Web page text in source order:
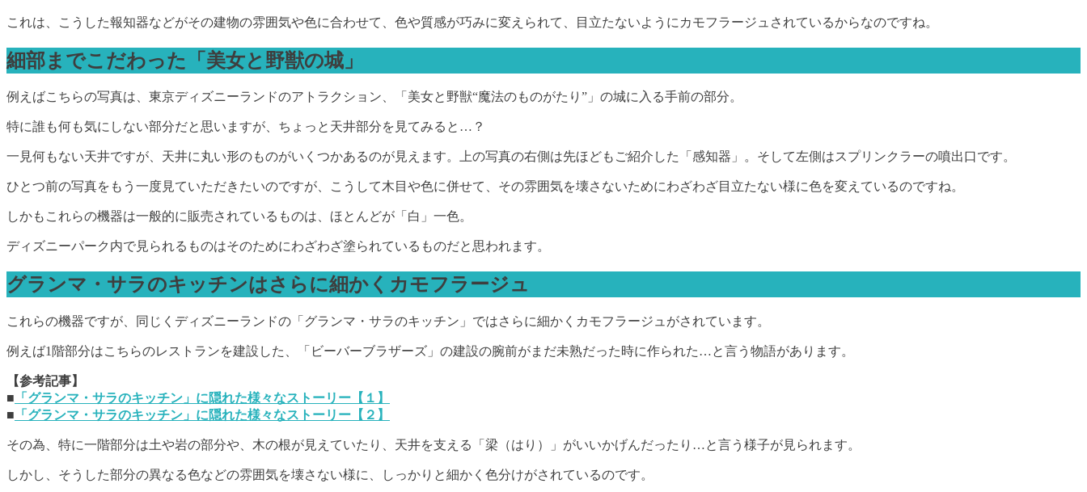
これは、こうした報知器などがその建物の雰囲気や色に合わせて、色や質感が巧みに変えられて、目立たないようにカモフラージュされているからなのですね。
細部までこだわった「美女と野獣の城」
例えばこちらの写真は、東京ディズニーランドのアトラクション、「美女と野獣“魔法のものがたり”」の城に入る手前の部分。
特に誰も何も気にしない部分だと思いますが、ちょっと天井部分を見てみると…？
一見何もない天井ですが、天井に丸い形のものがいくつかあるのが見えます。上の写真の右側は先ほどもご紹介した「感知器」。そして左側はスプリンクラーの噴出口です。
ひとつ前の写真をもう一度見ていただきたいのですが、こうして木目や色に併せて、その雰囲気を壊さないためにわざわざ目立たない様に色を変えているのですね。
しかもこれらの機器は一般的に販売されているものは、ほとんどが「白」一色。
ディズニーパーク内で見られるものはそのためにわざわざ塗られているものだと思われます。
グランマ・サラのキッチンはさらに細かくカモフラージュ
これらの機器ですが、同じくディズニーランドの「グランマ・サラのキッチン」ではさらに細かくカモフラージュがされています。
例えば1階部分はこちらのレストランを建設した、「ビーバーブラザーズ」の建設の腕前がまだ未熟だった時に作られた…と言う物語があります。
【参考記事】
■ 「グランマ・サラのキッチン」に隠れた様々なストーリー【１】
■ 「グランマ・サラのキッチン」に隠れた様々なストーリー【２】
その為、特に一階部分は土や岩の部分や、木の根が見えていたり、天井を支える「梁（はり）」がいいかげんだったり…と言う様子が見られます。
しかし、そうした部分の異なる色などの雰囲気を壊さない様に、しっかりと細かく色分けがされているのです。